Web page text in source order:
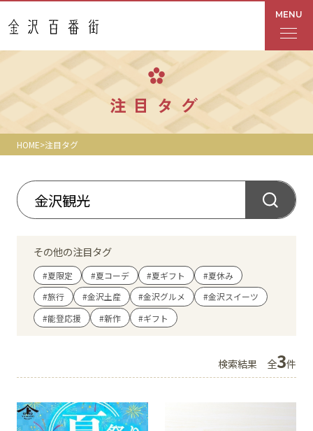
MENU
フロアガイド
あんと
Rinto
あんと西
レストラン・カフェ
ショップニュース
アクセス・パーキング
館内サービス
注目タグ
HOME 注目タグ
その他の注目タグ
#夏限定 #夏コーデ #夏ギフト
#夏休み
#旅行
#金沢土産 #金沢グルメ
#金沢スイーツ
#能登応援
#新作 #ギフト
検索結果 全3件